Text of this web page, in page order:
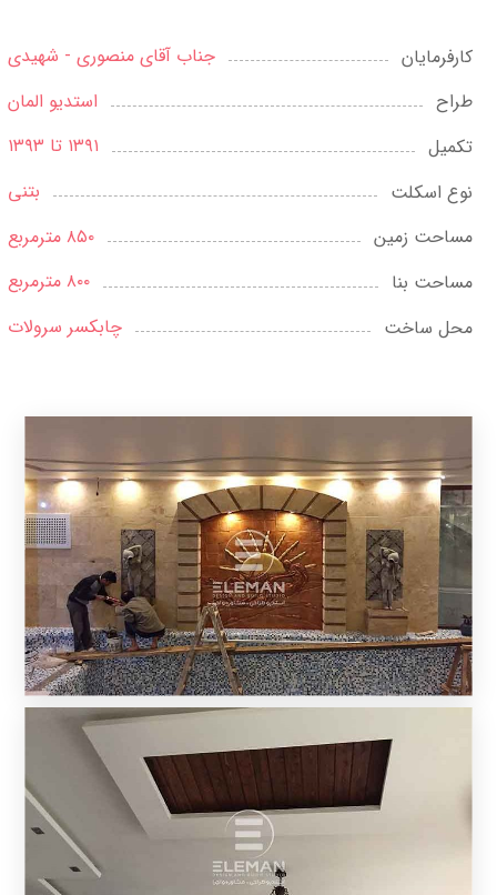
کارفرمایان
جناب آقای منصوری - شهیدی
طراح
استدیو المان
تکمیل
۱۳۹۱ تا ۱۳۹۳
نوع اسکلت
بتنی
مساحت زمین
۸۵۰ مترمربع
مساحت بنا
۸۰۰ متر‌مربع
محل ساخت
چابکسر سرولات